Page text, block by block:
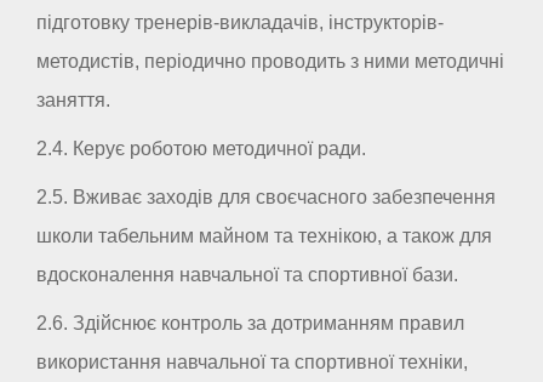
підготовку тренерів-викладачів, інструкторів-
методистів, періодично проводить з ними методичні
заняття.
2.4. Керує роботою методичної ради.
2.5. Вживає заходів для своєчасного забезпечення
школи табельним майном та технікою, а також для
вдосконалення навчальної та спортивної бази.
2.6. Здійснює контроль за дотриманням правил
використання навчальної та спортивної техніки,